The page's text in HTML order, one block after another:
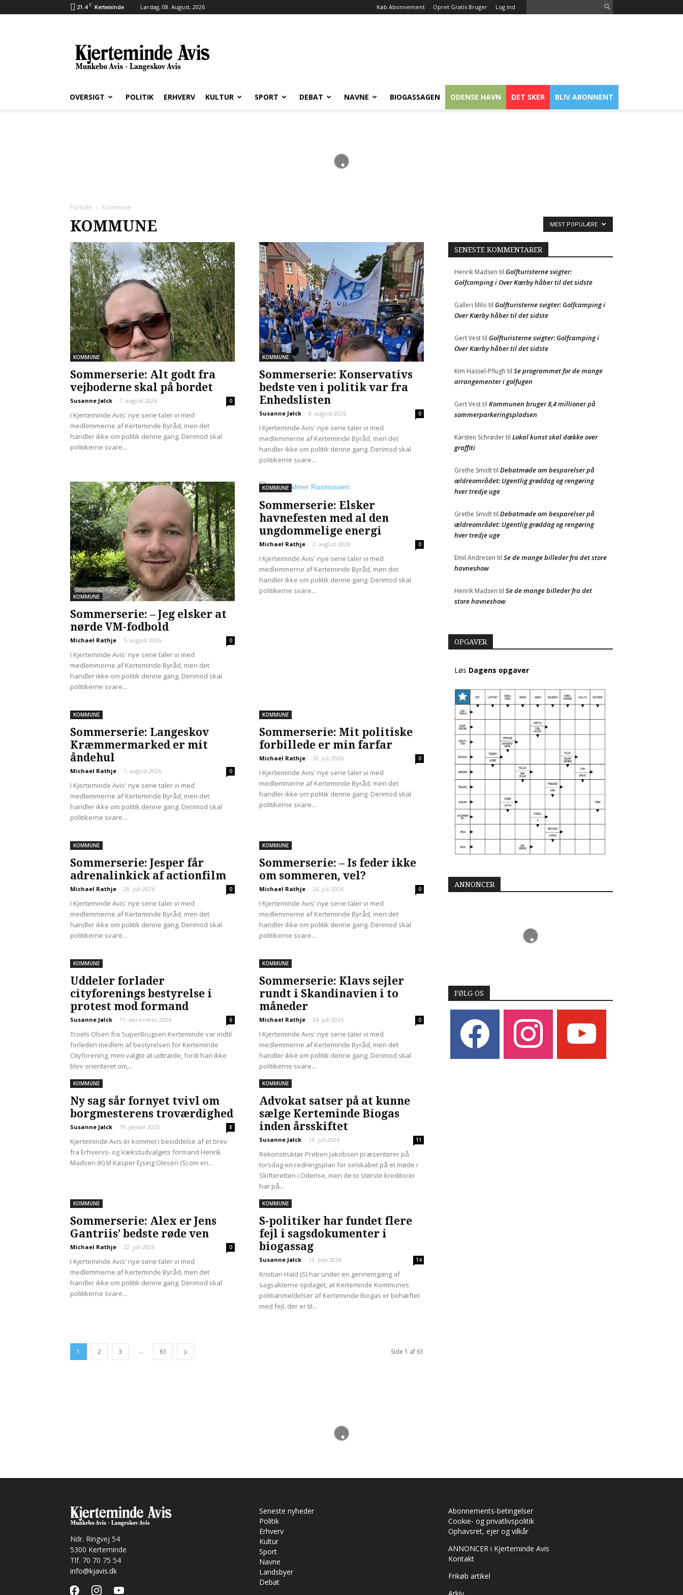
21.4 C Kerteminde Lørdag, 08. August, 2026 Køb Abonnement Opret Gratis Bruger Log Ind
Avis
OVERSIGT POLITIK ERHVERV KULTUR SPORT DEBAT NAVNE BIOGASSAGEN ODENSE HAVN DET SKER BLIV ABONNENT
Forside Kommune
KOMMUNE MEST POPULÆRE
KOMMUNE
Sommerserie: Alt godt fra
vejboderne skal på bordet
Susanne Jølck - 7. august 2026 0
I Kjerteminde Avis' nye serie taler vi med
medlemmerne af Kerteminde Byråd, men det
handler ikke om politik denne gang. Derimod skal
politikerne svare...
KOMMUNE
Sommerserie: Konservativs
bedste ven i politik var fra
Enhedslisten
Susanne Jølck - 8. august 2026 0
I Kjerteminde Avis' nye serie taler vi med
medlemmerne af Kerteminde Byråd, men det
handler ikke om politik denne gang. Derimod skal
politikerne svare...
KOMMUNE
Sommerserie: – Jeg elsker at
nørde VM-fodbold
Michael Rathje - 5. august 2026 0
I Kjerteminde Avis' nye serie taler vi med
medlemmerne af Kerteminde Byråd, men det
handler ikke om politik denne gang. Derimod skal
politikerne svare...
KOMMUNE
Sommerserie: Elsker
havnefesten med al den
ungdommelige energi
Michael Rathje - 2. august 2026 0
I Kjerteminde Avis' nye serie taler vi med
medlemmerne af Kerteminde Byråd, men det
handler ikke om politik denne gang. Derimod skal
politikerne svare...
KOMMUNE
Sommerserie: Langeskov
Kræmmermarked er mit
åndehul
Michael Rathje - 1. august 2026 0
I Kjerteminde Avis' nye serie taler vi med
medlemmerne af Kerteminde Byråd, men det
handler ikke om politik denne gang. Derimod skal
politikerne svare...
KOMMUNE
Sommerserie: Mit politiske
forbillede er min farfar
Michael Rathje - 30. juli 2026 0
I Kjerteminde Avis' nye serie taler vi med
medlemmerne af Kerteminde Byråd, men det
handler ikke om politik denne gang. Derimod skal
politikerne svare...
KOMMUNE
Sommerserie: Jesper får
adrenalinkick af actionfilm
Michael Rathje - 28. juli 2026 0
I Kjerteminde Avis' nye serie taler vi med
medlemmerne af Kerteminde Byråd, men det
handler ikke om politik denne gang. Derimod skal
politikerne svare...
KOMMUNE
Sommerserie: – Is feder ikke
om sommeren, vel?
Michael Rathje - 26. juli 2026 0
I Kjerteminde Avis' nye serie taler vi med
medlemmerne af Kerteminde Byråd, men det
handler ikke om politik denne gang. Derimod skal
politikerne svare...
KOMMUNE
Uddeler forlader
cityforenings bestyrelse i
protest mod formand
Susanne Jølck - 11. december 2024 6
Troels Olsen fra SuperBrugsen Kerteminde var indtil
forleden medlem af bestyrelsen for Kerteminde
Cityforening, men valgte at udtræde, fordi han ikke
blev orienteret om,...
KOMMUNE
Sommerserie: Klavs sejler
rundt i Skandinavien i to
måneder
Michael Rathje - 24. juli 2026 0
I Kjerteminde Avis' nye serie taler vi med
medlemmerne af Kerteminde Byråd, men det
handler ikke om politik denne gang. Derimod skal
politikerne svare...
KOMMUNE
Ny sag sår fornyet tvivl om
borgmesterens troværdighed
Susanne Jølck - 19. januar 2025 8
Kjerteminde Avis er kommet i besiddelse af et brev
fra Erhvervs- og Vækstudvalgets formand Henrik
Madsen (K) til Kasper Ejsing Olesen (S) om en...
KOMMUNE
Advokat satser på at kunne
sælge Kerteminde Biogas
inden årsskiftet
Susanne Jølck - 16. juli 2024 11
Rekonstruktør Preben Jakobsen præsenterer på
torsdag en redningsplan for selskabet på et møde i
Skifteretten i Odense, men de to største kreditorer
har på...
KOMMUNE
Sommerserie: Alex er Jens
Gantriis’ bedste røde ven
Michael Rathje - 22. juli 2026 0
I Kjerteminde Avis' nye serie taler vi med
medlemmerne af Kerteminde Byråd, men det
handler ikke om politik denne gang. Derimod skal
politikerne svare...
KOMMUNE
S-politiker har fundet flere
fejl i sagsdokumenter i
biogassag
Susanne Jølck - 13. juni 2024 14
Kristian Hald (S) har under en gennemgang af
sagsakterne opdaget, at Kerteminde Kommunes
politianmeldelser af Kerteminde Biogas er behæftet
med fejl, der er til...
1 2 3 ... 61 Side 1 af 61
SENESTE KOMMENTARER
Henrik Madsen til Golfturisterne svigter:
Golfcamping i Over Kærby håber til det sidste
Galleri Milo til Golfturisterne svigter: Golfcamping i
Over Kærby håber til det sidste
Gert Vesttil Golfturisterne svigter: Golfcamping i
Over Kærby håber til det sidste
Kim Hassel-Pflugh til Se programmet for de mange
arrangementer i golfugen
Gert Vesttil Kommunen bruger 8,4 millioner på
sommerparkeringspladsen
Karsten Schrødertil Lokal kunst skal dække over
graffiti
Grethe Smidttil Debatmøde om besparelser på
ældreområdet: Ugentlig grøddag og rengøring
hver tredje uge
Grethe Smidttil Debatmøde om besparelser på
ældreområdet: Ugentlig grøddag og rengøring
hver tredje uge
Emil Andresen til Se de mange billeder fra det store
havneshow
Henrik Madsen til Se de mange billeder fra det
store havneshow
OPGAVER
Løs Dagens opgaver
ANNONCER
FØLG OS
instagram
Ndr. Ringvej 54
5300 Kerteminde
Tlf. 70 70 75 54
info@kjavis.dk
facebookinstagramyoutube
Seneste nyheder
Politik
Erhverv
Kultur
Sport
Navne
Landsbyer
Debat
Abonnements-betingelser
Cookie- og privatlivspolitik
Ophavsret, ejer og vilkår
ANNONCER i Kjerteminde Avis
Kontakt
Frikøb artikel